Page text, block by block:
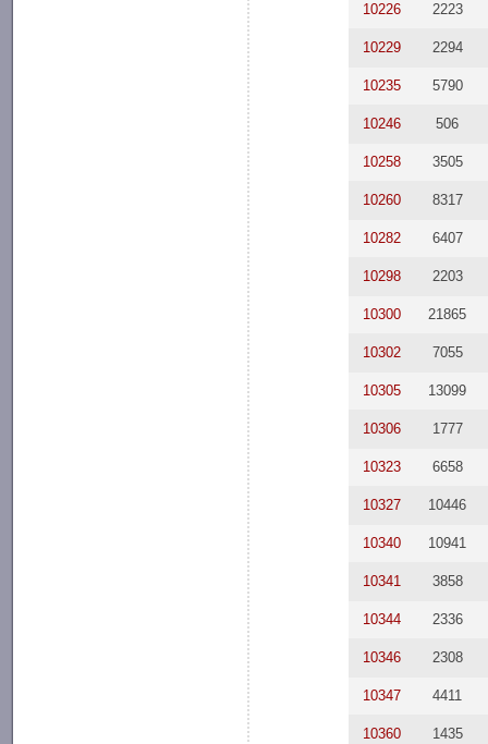
10226 2223
10229 2294
10235 5790
10246 506
10258 3505
10260 8317
10282 6407
10298 2203
10300 21865
10302 7055
10305 13099
10306 1777
10323 6658
10327 10446
10340 10941
10341 3858
10344 2336
10346 2308
10347 4411
10360 1435